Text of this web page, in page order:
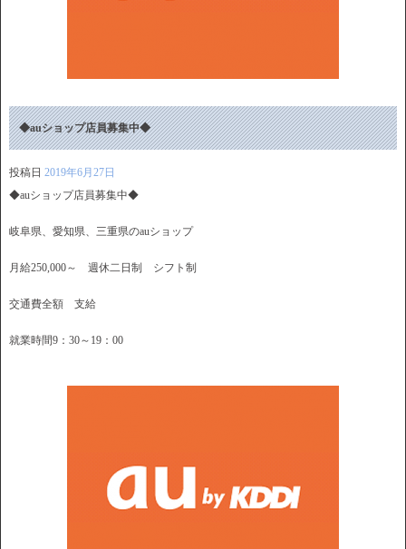
◆auショップ店員募集中◆
投稿日 2019年6月27日
◆auショップ店員募集中◆
岐阜県、愛知県、三重県のauショップ
月給250,000～ 週休二日制 シフト制
交通費全額 支給
就業時間9：30～19：00